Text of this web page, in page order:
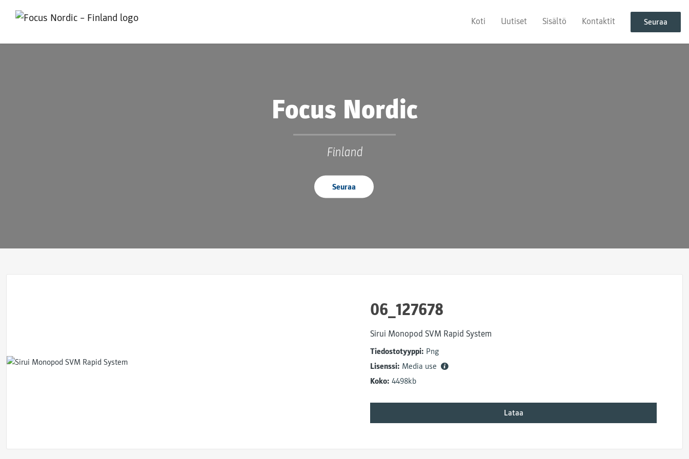
Koti Uutiset Sisältö Kontaktit Seuraa
Focus Nordic
Finland
Seuraa
06_127678
Sirui Monopod SVM Rapid System
Tiedostotyyppi: Png
Lisenssi: Media use
Koko: 4498kb
Lataa